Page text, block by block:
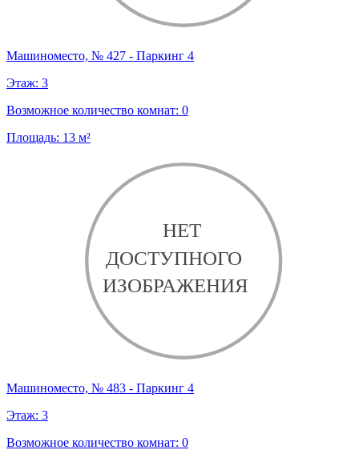
Машиноместо, № 427 - Паркинг 4
Этаж: 3
Возможное количество комнат: 0
Площадь: 13 м²
Машиноместо, № 483 - Паркинг 4
Этаж: 3
Возможное количество комнат: 0